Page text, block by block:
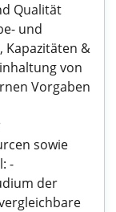
Qualität
und
Kapazitäten &
von
Vorgaben
sowie
-
der